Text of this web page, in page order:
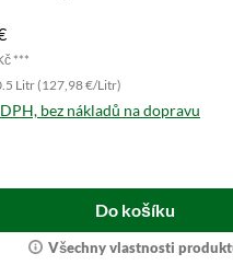
***
Litr (127,98 €/Litr)
bez nákladů na dopravu
Do košíku
Všechny vlastnosti